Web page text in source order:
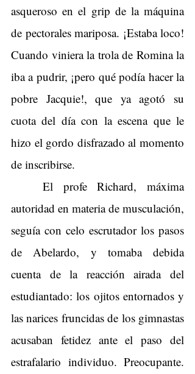
asqueroso en el grip de la máquina
de pectorales mariposa. ¡Estaba loco!
Cuando viniera la trola de Romina la
iba a pudrir, ¡pero qué podía hacer la
pobre Jacquie!, que ya agotó su
cuota del día con la escena que le
hizo el gordo disfrazado al momento
de inscribirse.
El profe Richard, máxima
autoridad en materia de musculación,
seguía con celo escrutador los pasos
de Abelardo, y tomaba debida
cuenta de la reacción airada del
estudiantado: los ojitos entornados y
las narices fruncidas de los gimnastas
acusaban fetidez ante el paso del
estrafalario individuo. Preocupante.